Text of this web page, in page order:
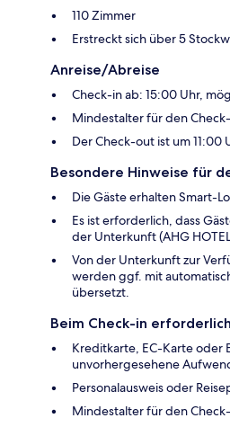
110 Zimmer
Erstreckt sich über 5
Anreise/Abreise
Check-in ab: 15:00 Uhr,
Mindestalter für den
Der Check-out ist um 11:00
Besondere Hinweise für
Die Gäste erhalten Smart-
Es ist erforderlich, dass
der Unterkunft (AHG
Von der Unterkunft zur
werden ggf. mit
übersetzt.
Beim Check-in erforderlich
Kreditkarte, EC-Karte oder
unvorhergesehene
Personalausweis oder
Mindestalter für den